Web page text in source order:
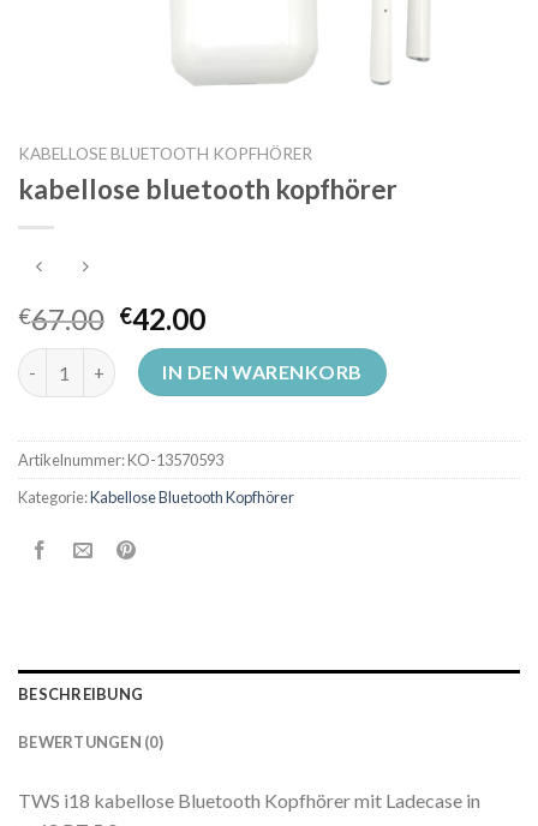
KABELLOSE BLUETOOTH KOPFHÖRER
kabellose bluetooth kopfhörer
€67.00 €42.00
kabellose bluetooth kopfhörer Menge
IN DEN WARENKORB
Artikelnummer:KO-13570593
Kategorie:Kabellose Bluetooth Kopfhörer
BESCHREIBUNG
BEWERTUNGEN (0)
TWS i18 kabellose Bluetooth Kopfhörer mit Ladecase in